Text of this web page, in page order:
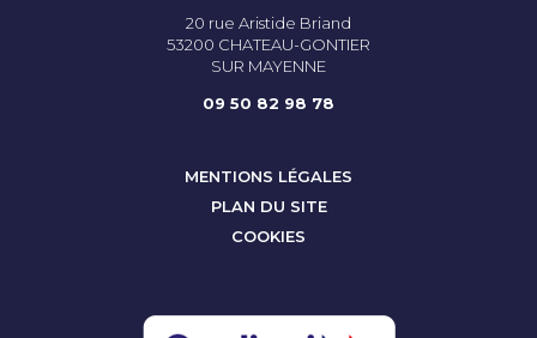
20 rue Aristide Briand
53200 CHATEAU-GONTIER
SUR MAYENNE
09 50 82 98 78
MENTIONS LÉGALES
PLAN DU SITE
COOKIES